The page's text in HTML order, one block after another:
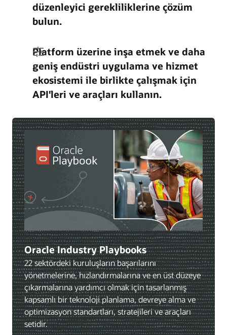
düzenleyici gerekliliklerine çözüm
bulun.
Platform üzerine inşa etmek ve daha
geniş endüstri uygulama ve hizmet
ekosistemi ile birlikte çalışmak için
API'leri ve araçları kullanın.
Oracle Industry Playbooks
22 sektördeki kuruluşların başarılarını
yönetmelerine, hızlandırmalarına ve en üst düzeye
çıkarmalarına yardımcı olmak için tasarlanmış
kapsamlı bir teknoloji planlama, devreye alma ve
optimizasyon standartları, stratejileri ve araçları
setidir.